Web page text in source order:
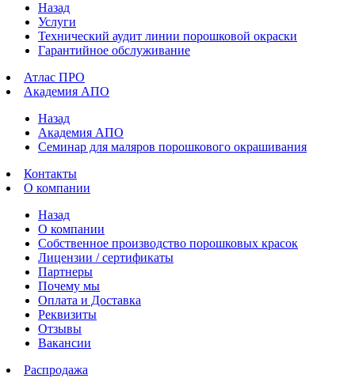
Назад
Услуги
Технический аудит линии порошковой окраски
Гарантийное обслуживание
Атлас ПРО
Академия АПО
Назад
Академия АПО
Семинар для маляров порошкового окрашивания
Контакты
О компании
Назад
О компании
Собственное производство порошковых красок
Лицензии / сертификаты
Партнеры
Почему мы
Оплата и Доставка
Реквизиты
Отзывы
Вакансии
Распродажа